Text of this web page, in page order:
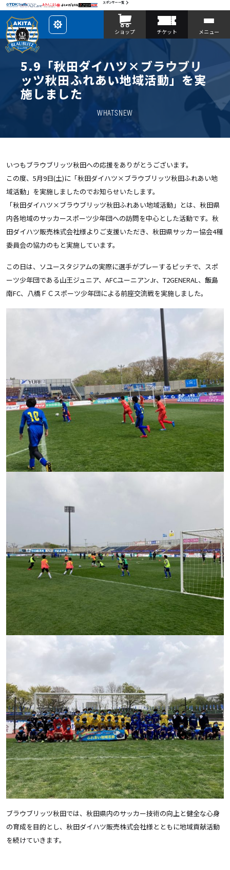
スポンサー一覧
レ
イ
ア
を
カ
ス
タ
マ
イ
ズ
ショップ チケット メニュー
5.9「秋田ダイハツ×ブラウブリ
ッツ秋田ふれあい地域活動」を実
施しました
WHATSNEW
いつもブラウブリッツ秋田への応援をありがとうございます。
この度、5月9日(土)に「秋田ダイハツ×ブラウブリッツ秋田ふれあい地
域活動」を実施しましたのでお知らせいたします。
「秋田ダイハツ×ブラウブリッツ秋田ふれあい地域活動」とは、秋田県
内各地域のサッカースポーツ少年団への訪問を中心とした活動です。秋
田ダイハツ販売株式会社様よりご支援いただき、秋田県サッカー協会4種
委員会の協力のもと実施しています。
この日は、ソユースタジアムの実際に選手がプレーするピッチで、スポ
ーツ少年団である山王ジュニア、 AFCユーニアンJr、 T2GENERAL、飯島
南FC、八橋ＦＣスポーツ少年団による前座交流戦を実施しました。
ブラウブリッツ秋田では、秋田県内のサッカー技術の向上と健全な心身
の育成を目的とし、秋田ダイハツ販売株式会社様とともに地域貢献活動
を続けていきます。